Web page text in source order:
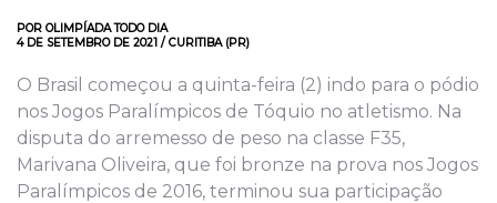
POR OLIMPÍADA TODO DIA
4 DE SETEMBRO DE 2021 / CURITIBA (PR)
O Brasil começou a quinta-feira (2) indo para o pódio
nos Jogos Paralímpicos de Tóquio no atletismo. Na
disputa do arremesso de peso na classe F35,
Marivana Oliveira, que foi bronze na prova nos Jogos
Paralímpicos de 2016, terminou sua participação